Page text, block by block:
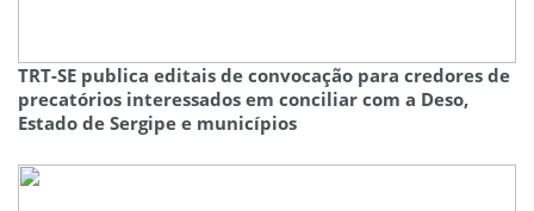
TRT-SE publica editais de convocação para credores de
precatórios interessados em conciliar com a Deso,
Estado de Sergipe e municípios